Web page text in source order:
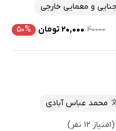
و معمایی خارجی
۴۰۰۰۰ ۲۰,۰۰۰ تومان ۵۰%
محمد عباس آبادی
(امتیاز ۱۲ نفر)